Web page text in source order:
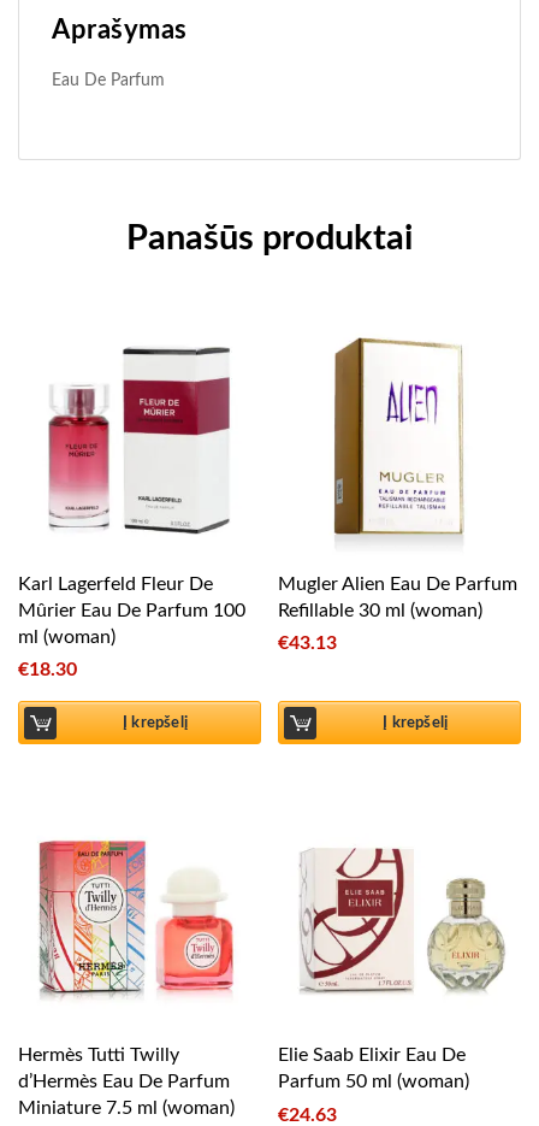
Aprašymas
Eau De Parfum
Panašūs produktai
Karl Lagerfeld Fleur De
Mûrier Eau De Parfum 100
ml (woman)
€18.30
Į krepšelį
Mugler Alien Eau De Parfum
Refillable 30 ml (woman)
€43.13
Į krepšelį
Hermès Tutti Twilly
d’Hermès Eau De Parfum
Miniature 7.5 ml (woman)
Elie Saab Elixir Eau De
Parfum 50 ml (woman)
€24.63